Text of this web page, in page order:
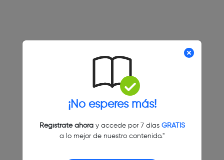
¡No esperes más!
Regístrate ahoray accede por 7 días GRATIS
a lo mejor de nuestro contenido."